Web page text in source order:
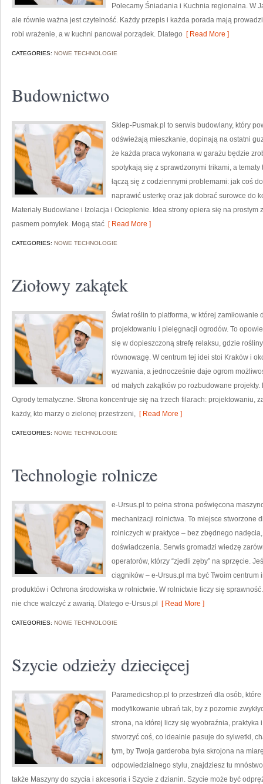
Polecamy Śniadania i Kuchnia regionalna. W
ale równie ważna jest czytelność. Każdy przepis i każda porada mają
robi wrażenie, a w kuchni panował porządek. Dlatego [ Read More ]
CATEGORIES: NOWE TECHNOLOGIE
Budownictwo
Sklep-Pusmak.pl to serwis budowlany, który
odświeżają mieszkanie, dopinają na ostatni
że każda praca wykonana w garażu będzie
spotykają się z sprawdzonymi trikami, a
łączą się z codziennymi problemami: jak coś
naprawić usterkę oraz jak dobrać surowce do
Materiały Budowlane i Izolacja i Ocieplenie. Idea strony opiera się na prostym
pasmem pomyłek. Mogą stać [ Read More ]
CATEGORIES: NOWE TECHNOLOGIE
Ziołowy zakątek
Świat roślin to platforma, w której zamiłowanie
projektowaniu i pielęgnacji ogrodów. To
się w dopieszczoną strefę relaksu, gdzie
równowagę. W centrum tej idei stoi Kraków i
wyzwania, a jednocześnie daje ogrom
od małych zakątków po rozbudowane
Ogrody tematyczne. Strona koncentruje się na trzech filarach: projektowaniu,
każdy, kto marzy o zielonej przestrzeni, [ Read More ]
CATEGORIES: NOWE TECHNOLOGIE
Technologie rolnicze
e-Ursus.pl to pełna strona poświęcona
mechanizacji rolnictwa. To miejsce stworzone
rolniczych w praktyce – bez zbędnego
doświadczenia. Serwis gromadzi wiedzę
operatorów, którzy “zjedli zęby” na sprzęcie.
ciągników – e-Ursus.pl ma być Twoim centrum
produktów i Ochrona środowiska w rolnictwie. W rolnictwie liczy się
nie chce walczyć z awarią. Dlatego e-Ursus.pl
[ Read More ]
CATEGORIES: NOWE TECHNOLOGIE
Szycie odzieży dziecięcej
Paramedicshop.pl to przestrzeń dla osób,
modyfikowanie ubrań tak, by z pozornie
strona, na której liczy się wyobraźnia, praktyka
stworzyć coś, co idealnie pasuje do sylwetki,
tym, by Twoja garderoba była skrojona na
odpowiedzialnego stylu, znajdziesz tu
także Maszyny do szycia i akcesoria i Szycie z dzianin. Szycie może być